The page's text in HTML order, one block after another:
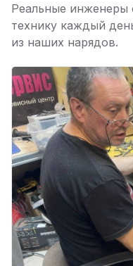
ю
Юмедиа на
пр.
ю
Юмедиа на
ул. Антонова-
ю
Юмедиа в ТК
пр. Маршала
ю
Юмедиа на
пр.
ю
Юмедиа на
ул. Белы Куна,
ю
Юмедиа в
ул.
Реальные
технику каждый
из наших нарядов.